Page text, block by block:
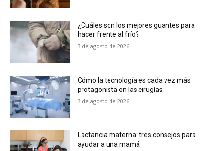
¿Cuáles son los mejores guantes para
hacer frente al frío?
3 de agosto de 2026
Cómo la tecnología es cada vez más
protagonista en las cirugías
3 de agosto de 2026
Lactancia materna: tres consejos para
ayudar a una mamá